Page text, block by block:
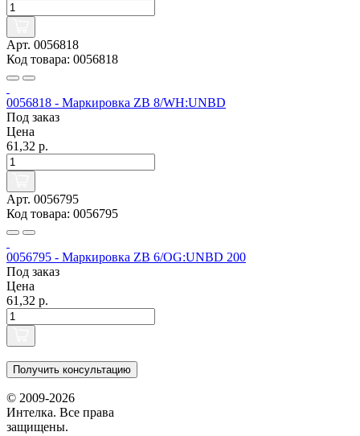
Арт. 0056818
Код товара: 0056818
0056818 - Маркировка ZB 8/WH:UNBD
Под заказ
Цена
61,32 р.
Арт. 0056795
Код товара: 0056795
0056795 - Маркировка ZB 6/OG:UNBD 200
Под заказ
Цена
61,32 р.
Получить консультацию
© 2009-2026
Интелка. Все права
защищены.